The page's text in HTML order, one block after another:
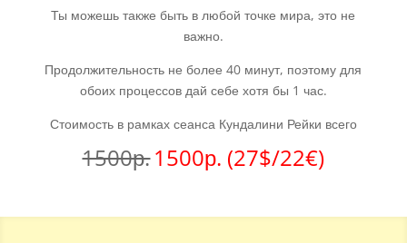
Ты можешь также быть в любой точке мира, это не
важно.
Продолжительность не более 40 минут, поэтому для
обоих процессов дай себе хотя бы 1 час.
Стоимость в рамках сеанса Кундалини Рейки всего
1500р.1500р. (27$/22€)